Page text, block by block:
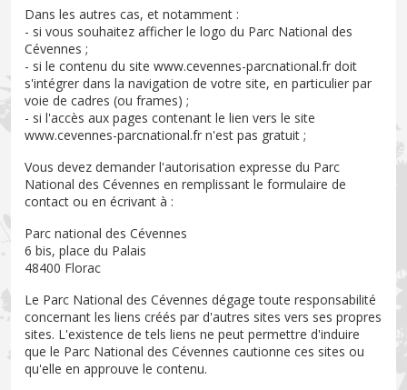
Dans les autres cas, et notamment :
- si vous souhaitez afficher le logo du Parc National des
Cévennes ;
- si le contenu du site www.cevennes-parcnational.fr doit
s'intégrer dans la navigation de votre site, en particulier par
voie de cadres (ou frames) ;
- si l'accès aux pages contenant le lien vers le site
www.cevennes-parcnational.fr n'est pas gratuit ;
Vous devez demander l'autorisation expresse du Parc
National des Cévennes en remplissant le formulaire de
contact ou en écrivant à :
Parc national des Cévennes
6 bis, place du Palais
48400 Florac
Le Parc National des Cévennes dégage toute responsabilité
concernant les liens créés par d'autres sites vers ses propres
sites. L'existence de tels liens ne peut permettre d'induire
que le Parc National des Cévennes cautionne ces sites ou
qu'elle en approuve le contenu.